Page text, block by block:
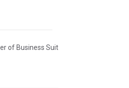
of Business Suit